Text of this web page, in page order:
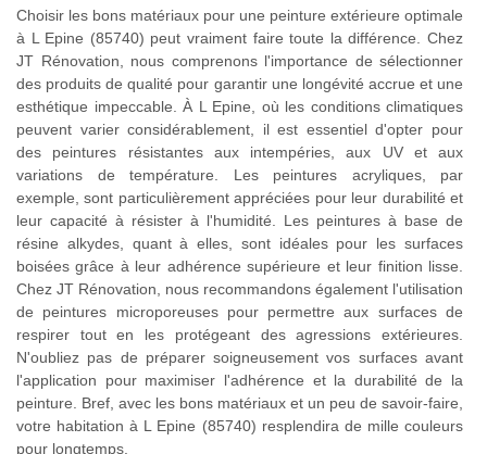
Choisir les bons matériaux pour une peinture extérieure optimale
à L Epine (85740) peut vraiment faire toute la différence. Chez
JT Rénovation, nous comprenons l'importance de sélectionner
des produits de qualité pour garantir une longévité accrue et une
esthétique impeccable. À L Epine, où les conditions climatiques
peuvent varier considérablement, il est essentiel d'opter pour
des peintures résistantes aux intempéries, aux UV et aux
variations de température. Les peintures acryliques, par
exemple, sont particulièrement appréciées pour leur durabilité et
leur capacité à résister à l'humidité. Les peintures à base de
résine alkydes, quant à elles, sont idéales pour les surfaces
boisées grâce à leur adhérence supérieure et leur finition lisse.
Chez JT Rénovation, nous recommandons également l'utilisation
de peintures microporeuses pour permettre aux surfaces de
respirer tout en les protégeant des agressions extérieures.
N'oubliez pas de préparer soigneusement vos surfaces avant
l'application pour maximiser l'adhérence et la durabilité de la
peinture. Bref, avec les bons matériaux et un peu de savoir-faire,
votre habitation à L Epine (85740) resplendira de mille couleurs
pour longtemps.